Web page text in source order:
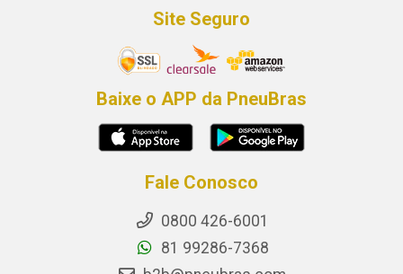
Site Seguro
Baixe o APP da PneuBras
Fale Conosco
0800 426-6001
81 99286-7368